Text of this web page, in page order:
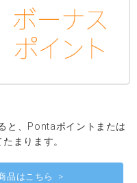
と、Pontaポイントまたは
まります。
品はこちら